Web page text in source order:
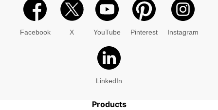
Facebook X YouTube Pinterest Instagram
LinkedIn
Products